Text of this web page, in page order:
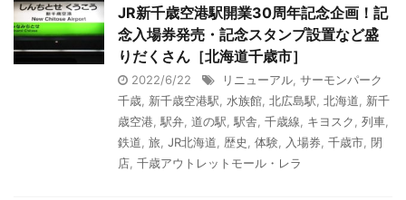
JR新千歳空港駅開業30周年記念企画！記
念入場券発売・記念スタンプ設置など盛
りだくさん［北海道千歳市］
2022/6/22 リニューアル, サーモンパーク
千歳, 新千歳空港駅, 水族館, 北広島駅, 北海道, 新千
歳空港, 駅弁, 道の駅, 駅舎, 千歳線, キヨスク, 列車,
鉄道, 旅, JR北海道, 歴史, 体験, 入場券, 千歳市, 閉
店, 千歳アウトレットモール・レラ